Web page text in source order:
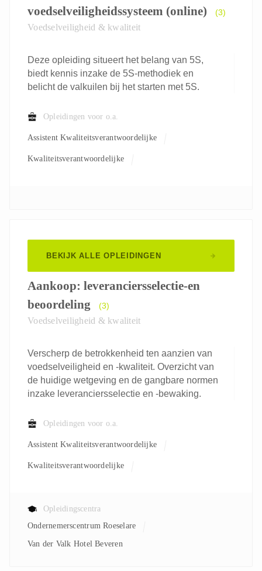
voedselveiligheidssysteem (online)
(3)
Voedselveiligheid & kwaliteit
Deze opleiding situeert het belang van 5S,
biedt kennis inzake de 5S-methodiek en
belicht de valkuilen bij het starten met 5S.
Opleidingen voor o.a.
Assistent Kwaliteitsverantwoordelijke
Kwaliteitsverantwoordelijke
BEKIJK ALLE OPLEIDINGEN
Aankoop: leveranciersselectie-en
beoordeling
(3)
Voedselveiligheid & kwaliteit
Verscherp de betrokkenheid ten aanzien van
voedselveiligheid en -kwaliteit. Overzicht van
de huidige wetgeving en de gangbare normen
inzake leveranciersselectie en -bewaking.
Opleidingen voor o.a.
Assistent Kwaliteitsverantwoordelijke
Kwaliteitsverantwoordelijke
Opleidingscentra
Ondernemerscentrum Roeselare
Van der Valk Hotel Beveren